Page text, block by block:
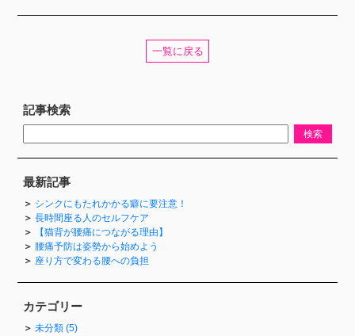
一覧に戻る
記事検索
最新記事
シンクにもたれかかる癖に要注意！
長時間座る人のセルフケア
【猫背が腰痛につながる理由】
腰痛予防は姿勢から始めよう
座り方で変わる腰への負担
カテゴリー
未分類 (5)